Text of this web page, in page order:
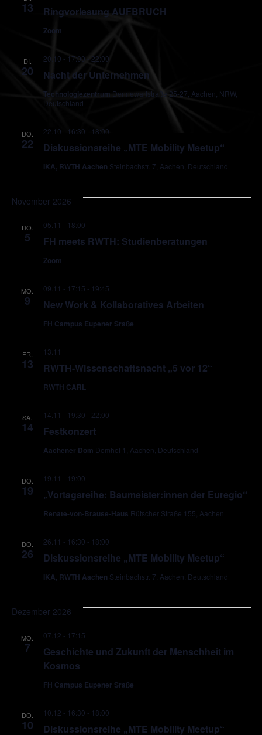
13 Ringvorlesung AUFBRUCH
Zoom
DI.
20 Nacht der Unternehmen
20.10 - 17:00 - 22:00
Technologiezentrum Dennewartstraße 25-27, Aachen, NRW,
Deutschland
DO.
22 Diskussionsreihe „MTE Mobility Meetup“
22.10 - 16:30 - 18:00
IKA, RWTH Aachen Steinbachstr. 7, Aachen, Deutschland
November 2026
DO.
5 FH meets RWTH: Studienberatungen
05.11 - 18:00
Zoom
MO.
9 New Work & Kollaboratives Arbeiten
09.11 - 17:15 - 19:45
FH Campus Eupener Sraße
FR.
13 RWTH-Wissenschaftsnacht „5 vor 12“
13.11
RWTH CARL
SA.
14 Festkonzert
14.11 - 19:30 - 22:00
Aachener Dom Domhof 1, Aachen, Deutschland
DO.
19 „Vortagsreihe: Baumeister:innen der Euregio“
19.11 - 19:00
Renate-von-Brause-Haus Rütscher Straße 155, Aachen
DO.
26 Diskussionsreihe „MTE Mobility Meetup“
26.11 - 16:30 - 18:00
IKA, RWTH Aachen Steinbachstr. 7, Aachen, Deutschland
Dezember 2026
MO.
7
Geschichte und Zukunft der Menschheit im
Kosmos
07.12 - 17:15
FH Campus Eupener Sraße
DO.
10 Diskussionsreihe „MTE Mobility Meetup“
10.12 - 16:30 - 18:00